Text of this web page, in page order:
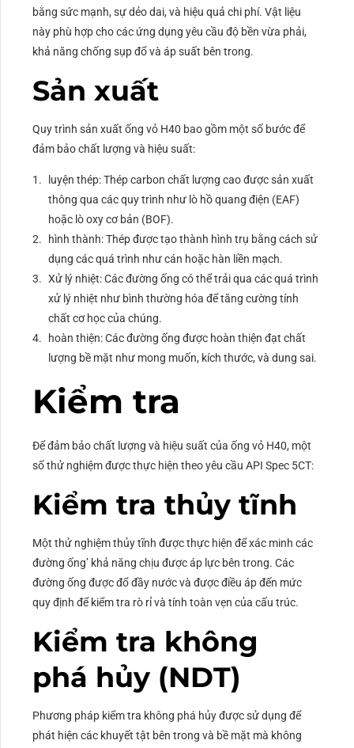
bằng sức mạnh, sự dẻo dai, và hiệu quả chi phí. Vật liệu
này phù hợp cho các ứng dụng yêu cầu độ bền vừa phải,
khả năng chống sụp đổ và áp suất bên trong.
Sản xuất
Quy trình sản xuất ống vỏ H40 bao gồm một số bước để
đảm bảo chất lượng và hiệu suất:
luyện thép: Thép carbon chất lượng cao được sản xuất
thông qua các quy trình như lò hồ quang điện (EAF)
hoặc lò oxy cơ bản (BOF).
hình thành: Thép được tạo thành hình trụ bằng cách sử
dụng các quá trình như cán hoặc hàn liền mạch.
Xử lý nhiệt: Các đường ống có thể trải qua các quá trình
xử lý nhiệt như bình thường hóa để tăng cường tính
chất cơ học của chúng.
hoàn thiện: Các đường ống được hoàn thiện đạt chất
lượng bề mặt như mong muốn, kích thước, và dung sai.
Kiểm tra
Để đảm bảo chất lượng và hiệu suất của ống vỏ H40, một
số thử nghiệm được thực hiện theo yêu cầu API Spec 5CT:
Kiểm tra thủy tĩnh
Một thử nghiệm thủy tĩnh được thực hiện để xác minh các
đường ống’ khả năng chịu được áp lực bên trong. Các
đường ống được đổ đầy nước và được điều áp đến mức
quy định để kiểm tra rò rỉ và tính toàn vẹn của cấu trúc.
Kiểm tra không
phá hủy (NDT)
Phương pháp kiểm tra không phá hủy được sử dụng để
phát hiện các khuyết tật bên trong và bề mặt mà không